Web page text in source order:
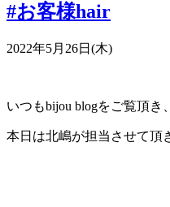
#お客様hair
2022年5月26日(木)
いつもbijou blogをご覧頂
本日は北嶋が担当させて頂